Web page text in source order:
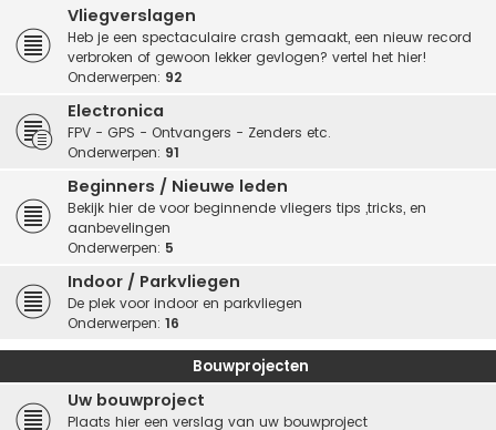
Vliegverslagen
Heb je een spectaculaire crash gemaakt, een nieuw record
verbroken of gewoon lekker gevlogen? vertel het hier!
Onderwerpen: 92
Electronica
FPV - GPS - Ontvangers - Zenders etc.
Onderwerpen: 91
Beginners / Nieuwe leden
Bekijk hier de voor beginnende vliegers tips ,tricks, en
aanbevelingen
Onderwerpen: 5
Indoor / Parkvliegen
De plek voor indoor en parkvliegen
Onderwerpen: 16
Bouwprojecten
Uw bouwproject
Plaats hier een verslag van uw bouwproject